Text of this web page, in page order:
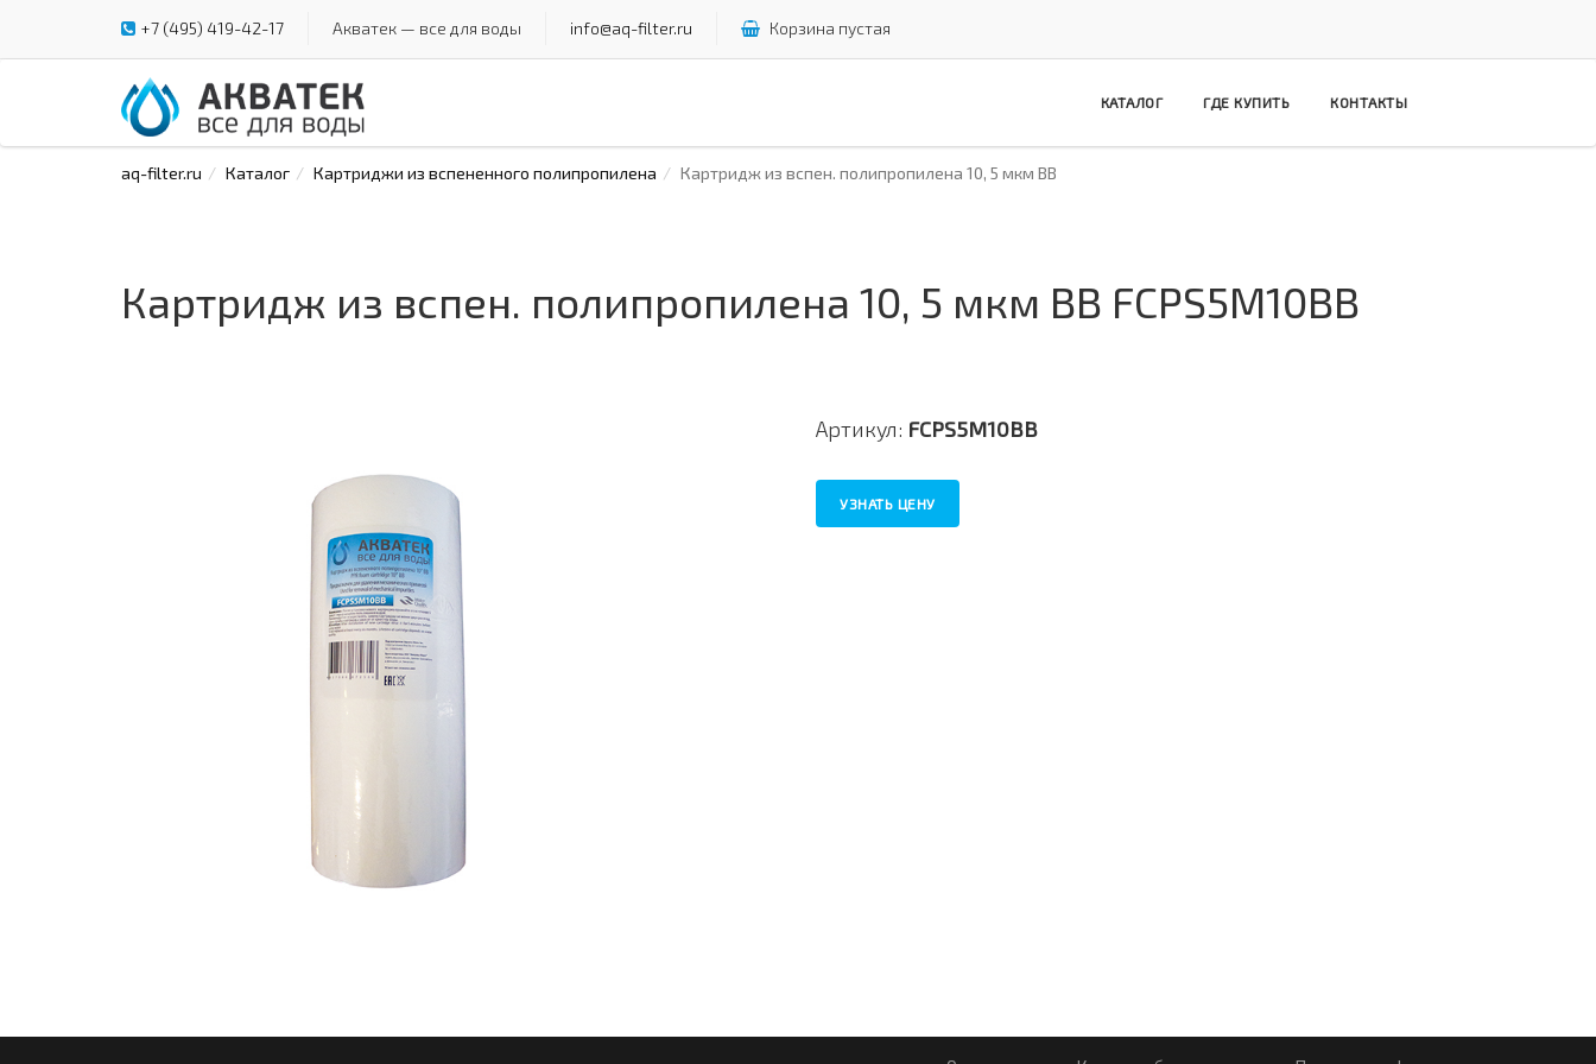
+7 (495) 419-42-17 Акватек — все для воды info@aq-filter.ru Корзина пустая
КАТАЛОГ ГДЕ КУПИТЬ КОНТАКТЫ
aq-filter.ru Каталог Картриджи из вспененного полипропилена Картридж из вспен. полипропилена 10, 5 мкм ВВ
Картридж из вспен. полипропилена 10, 5 мкм ВВ FCPS5M10BB
Артикул: FCPS5M10BB
УЗНАТЬ ЦЕНУ